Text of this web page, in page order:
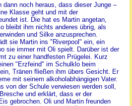
noch heraus, dass dieser Junge –
Klasse geht und mit der
ist. Die hat es Martin angetan,
bleibt ihm nichts anderes übrig, als
und Silke anzusprechen.
sie Martin ins "Riverpool" ein, ein
sie immer mit Oli spielt. Darüber ist der
zu einer handfesten Prügelei. Kurz
"Erzfeind" im Schulklo beim
Tränen fließen ihm übers Gesicht. Er
mit seinem alkoholabhängigen Vater.
von der Schule verwiesen werden soll,
und erklärt, dass er der
gebrochen. Oli und Martin freunden